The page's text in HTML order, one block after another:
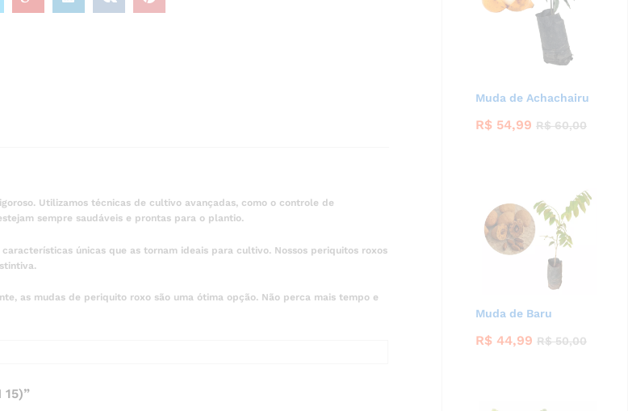
Utilizamos técnicas de cultivo avançadas, como o controle de
sempre saudáveis e prontas para o plantio.
únicas que as tornam ideais para cultivo. Nossos periquitos roxos
as mudas de periquito roxo são uma ótima opção. Não perca mais tempo e
15)”
Muda de Achachairu
R$ 54,99 R$60,00
Muda de Baru
R$ 44,99 R$50,00